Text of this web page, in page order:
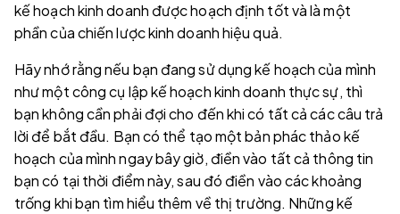
kế hoạch kinh doanh được hoạch định tốt và là một
phần của chiến lược kinh doanh hiệu quả.
Hãy nhớ rằng nếu bạn đang sử dụng kế hoạch của mình
như một công cụ lập kế hoạch kinh doanh thực sự, thì
bạn không cần phải đợi cho đến khi có tất cả các câu trả
lời để bắt đầu. Bạn có thể tạo một bản phác thảo kế
hoạch của mình ngay bây giờ, điền vào tất cả thông tin
bạn có tại thời điểm này, sau đó điền vào các khoảng
trống khi bạn tìm hiểu thêm về thị trường. Những kế